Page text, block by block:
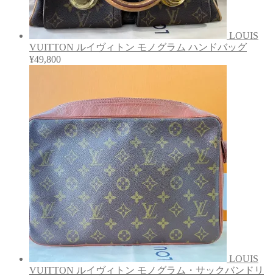
LOUIS
VUITTON ルイヴィトン モノグラム ハンドバッグ
¥49,800
LOUIS
VUITTON ルイヴィトン モノグラム・サックバンドリ